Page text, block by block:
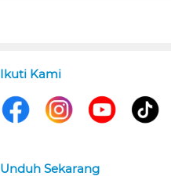
Ikuti Kami
Unduh Sekarang